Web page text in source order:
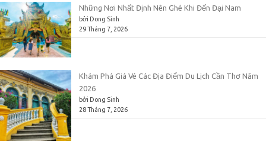
Những Nơi Nhất Định Nên Ghé Khi Đến Đại Nam
bởi Dong Sinh
29 Tháng 7, 2026
Khám Phá Giá Vé Các Địa Điểm Du Lịch Cần Thơ Năm
2026
bởi Dong Sinh
28 Tháng 7, 2026